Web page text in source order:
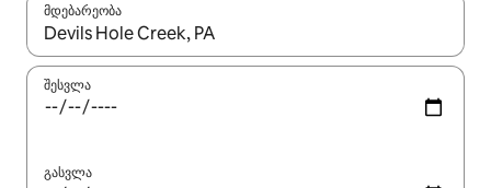
მდებარეობა
როცა შედეგები ხელმისაწვდომი გახდება, ნავიგაციისთვის
შესვლა
გასვლა